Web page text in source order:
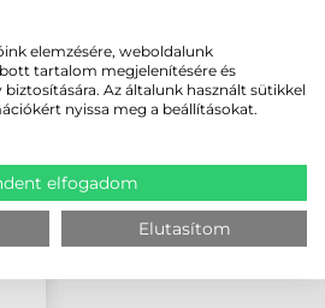
elemzésére, weboldalunk
tartalom megjelenítésére és
Az általunk használt sütikkel
nyissa meg a beállításokat.
elfogadom
Elutasítom